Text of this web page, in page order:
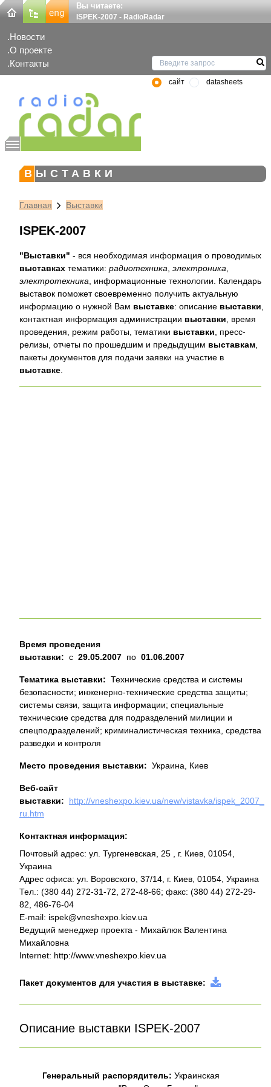
Вы читаете:
ISPEK-2007 - RadioRadar
Новости
О проекте
Контакты
сайт datasheets
ВЫСТАВКИ
Главная Выставки
ISPEK-2007
"Выставки" - вся необходимая информация о проводимых
выставках тематики: радиотехника электроника
электротехника , информационные технологии. Календарь
выставок поможет своевременно получить актуальную
информацию о нужной Вам выставке: описание выставки
контактная информация администрации выставки , время
проведения, режим работы, тематики выставки , пресс-
релизы, отчеты по прошедшим и предыдущим выставкам
пакеты документов для подачи заявки на участие в
выставке
Время проведения
выставки: с 29.05.2007 по 01.06.2007
Тематика выставки: Технические средства и системы
безопасности; инженерно-технические средства защиты;
системы связи, защита информации; специальные
технические средства для подразделений милиции и
спецподразделений; криминалистическая техника, средства
разведки и контроля
Место проведения выставки: Украина, Киев
Веб-сайт
выставки:
http://vneshexpo.kiev.ua/new/vistavka/ispek_2007_
ru.htm
Контактная информация:
Почтовый адрес: ул. Тургеневская, 25 , г. Киев, 01054,
Украина
Адрес офиса: ул. Воровского, 37/14, г. Киев, 01054, Украина
Тел.: (380 44) 272-31-72, 272-48-66; факс: (380 44) 272-29-
82, 486-76-04
Е-mail: ispek@vneshexpo.kiev.ua
Ведущий менеджер проекта - Михайлюк Валентина
Михайловна
Internet: http://www.vneshexpo.kiev.ua
Пакет документов для участия в выставке:
Описание выставки ISPEK-2007
Генеральный распорядитель: Украинская